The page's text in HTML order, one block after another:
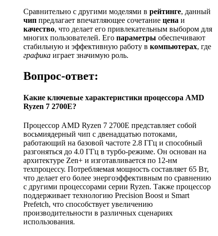
Сравнительно с другими моделями в рейтинге, данный
чип предлагает впечатляющее сочетание цена и
качество, что делает его привлекательным выбором для
многих пользователей. Его параметры обеспечивают
стабильную и эффективную работу в компьютерах, где
графика играет значимую роль.
Вопрос-ответ:
Какие ключевые характеристики процессора AMD
Ryzen 7 2700E?
Процессор AMD Ryzen 7 2700E представляет собой
восьмиядерный чип с двенадцатью потоками,
работающий на базовой частоте 2.8 ГГц и способный
разгоняться до 4.0 ГГц в турбо-режиме. Он основан на
архитектуре Zen+ и изготавливается по 12-нм
техпроцессу. Потребляемая мощность составляет 65 Вт,
что делает его более энергоэффективным по сравнению
с другими процессорами серии Ryzen. Также процессор
поддерживает технологию Precision Boost и Smart
Prefetch, что способствует увеличению
производительности в различных сценариях
использования.